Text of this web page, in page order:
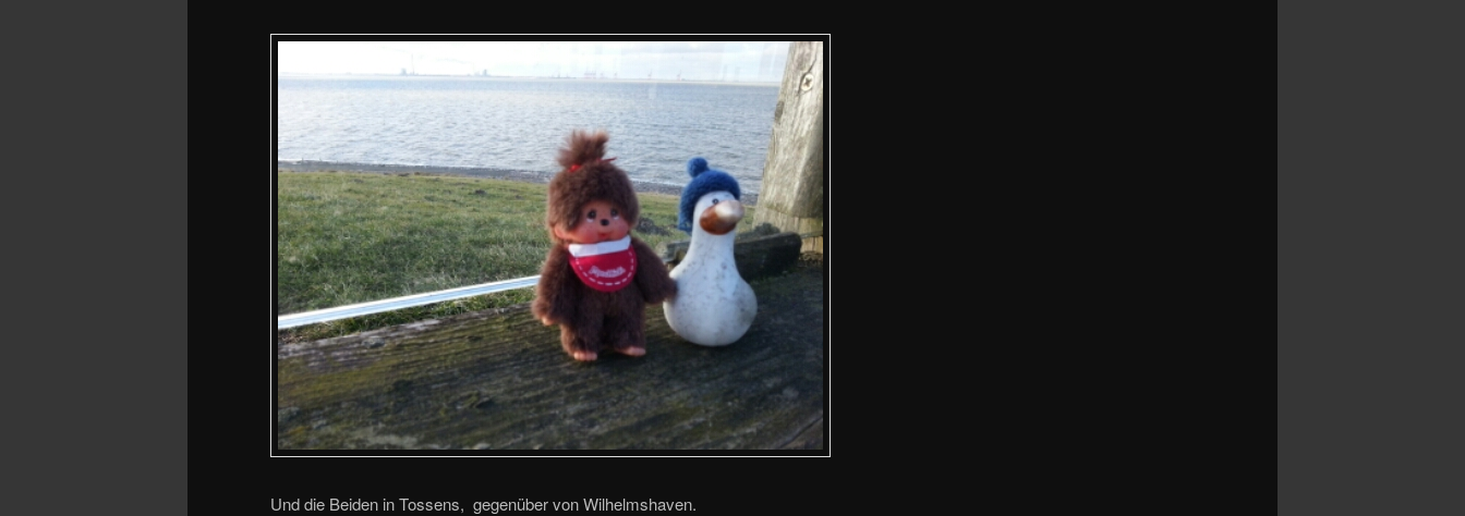
Und die Beiden in Tossens, gegenüber von Wilhelmshaven.